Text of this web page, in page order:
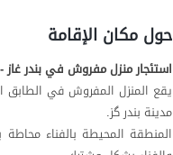
حول مكان الإقامة
استئجار منزل مفروش في بندر غاز
يقع المنزل المفروش في الطابق
مدينة بندر گز.
المنطقة المحيطة بالفناء